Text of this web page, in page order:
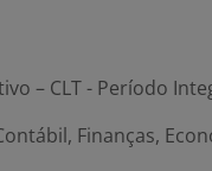
– CLT - Período
Finanças,